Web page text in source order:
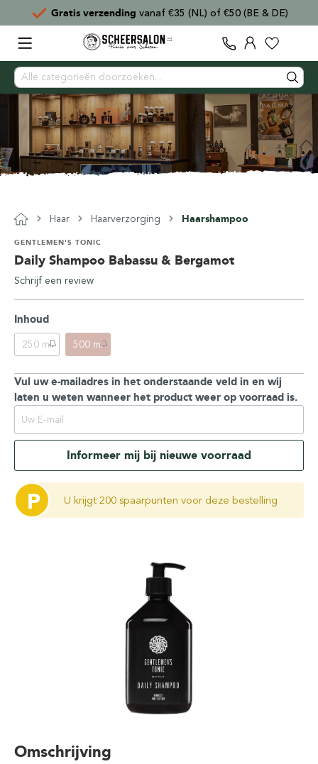
Gratis verzending vanaf €35 (NL) of €50 (BE & DE)
Haar Haarverzorging Haarshampoo
Daily Shampoo Babassu & Bergamot
GENTLEMEN'S TONIC
Schrijf een review
Inhoud
250 ml 500 ml
Vul uw e-mailadres in het onderstaande veld in en wij
laten u weten wanneer het product weer op voorraad is.
Informeer mij bij nieuwe voorraad
P U krijgt 200 spaarpunten voor deze bestelling
Omschrijving